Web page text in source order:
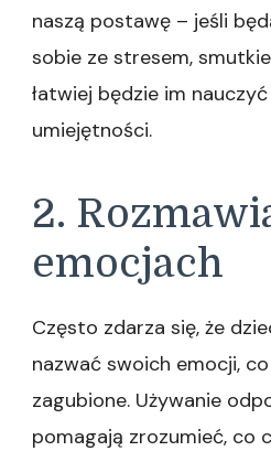
naszą postawę – jeśli
sobie ze stresem,
łatwiej będzie im
umiejętności.
2.
emocjach
Często zdarza się, że
nazwać swoich emocji,
zagubione. Używanie
pomagają zrozumieć, co